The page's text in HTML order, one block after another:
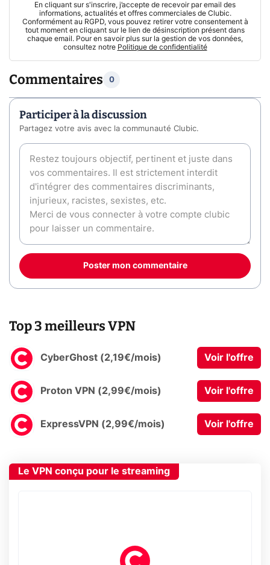
En cliquant sur s'inscrire, j’accepte de recevoir par email des
informations, actualités et offres commerciales de Clubic.
Conformément au RGPD, vous pouvez retirer votre consentement à
tout moment en cliquant sur le lien de désinscription présent dans
chaque email. Pour en savoir plus sur la gestion de vos données,
consultez notre Politique de confidentialité
Commentaires 0
Participer à la discussion
Partagez votre avis avec la communauté Clubic.
Poster mon commentaire
Top 3 meilleurs VPN
CyberGhost (2,19€/mois) Voir l'offre
Proton VPN (2,99€/mois) Voir l'offre
ExpressVPN (2,99€/mois) Voir l'offre
Le VPN conçu pour le streaming